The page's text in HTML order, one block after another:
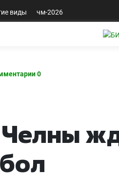
виды чм-2026
0